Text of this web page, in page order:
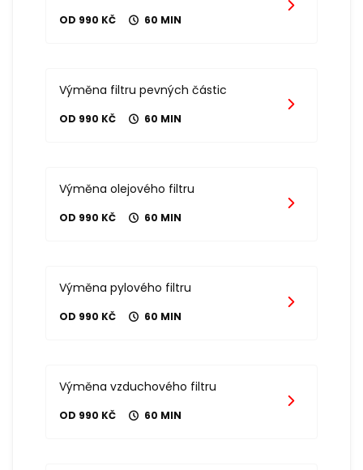
OD 990 KČ 60 MIN
Výměna filtru pevných částic
OD 990 KČ 60 MIN
Výměna olejového filtru
OD 990 KČ 60 MIN
Výměna pylového filtru
OD 990 KČ 60 MIN
Výměna vzduchového filtru
OD 990 KČ 60 MIN